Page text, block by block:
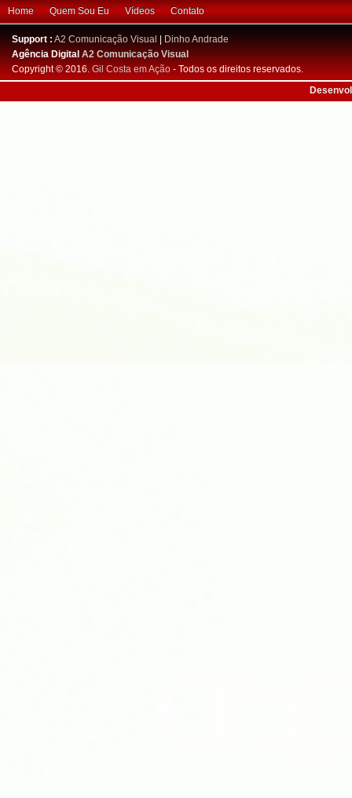
Home Quem Sou Eu Vídeos Contato
Support : A2 Comunicação Visual | Dinho Andrade
Agência DigitalA2 Comunicação Visual
Copyright © 2016. Gil Costa em Ação - Todos os direitos reservados.